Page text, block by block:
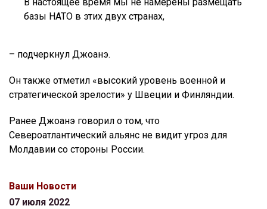
базы НАТО в этих двух странах,
– подчеркнул Джоанэ.
Он также отметил «высокий уровень военной и
стратегической зрелости» у Швеции и Финляндии.
Ранее Джоанэ говорил о том, что
Североатлантический альянс не видит угроз для
Молдавии со стороны России.
Ваши Новости
07 июля 2022